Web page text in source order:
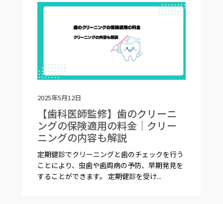
2025年5月12日
【歯科医師監修】歯のクリーニ
ングの保険適用の料金｜クリー
ニングの内容も解説
定期健診でクリーニングと歯のチェックを行う
ことにより、虫歯や歯周病の予防、早期発見を
することができます。 定期健診を受け...